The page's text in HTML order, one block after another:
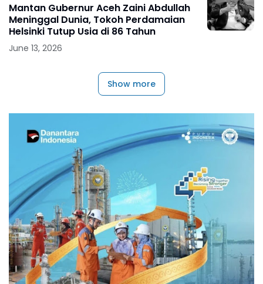
Mantan Gubernur Aceh Zaini Abdullah
Meninggal Dunia, Tokoh Perdamaian
Helsinki Tutup Usia di 86 Tahun
June 13, 2026
Show more